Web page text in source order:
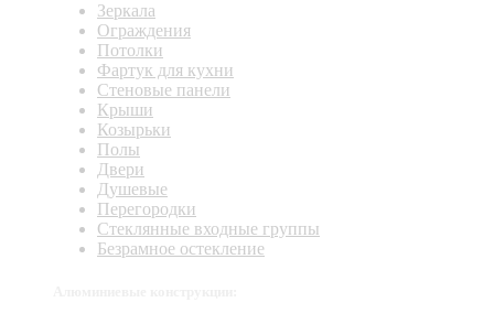
Зеркала
Ограждения
Потолки
Фартук для кухни
Стеновые панели
Крыши
Козырьки
Полы
Двери
Душевые
Перегородки
Стеклянные входные группы
Безрамное остекление